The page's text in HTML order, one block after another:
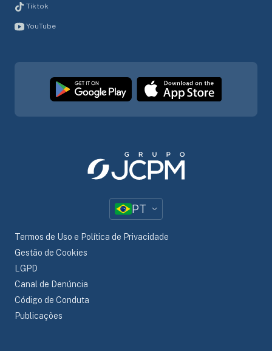
Tiktok
YouTube
PT
Termos de Uso e Política de Privacidade
Gestão de Cookies
LGPD
Canal de Denúncia
Código de Conduta
Publicações